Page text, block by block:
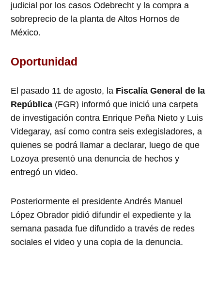
judicial por los casos Odebrecht y la compra a
sobreprecio de la planta de Altos Hornos de
México.
Oportunidad
El pasado 11 de agosto, la Fiscalía General de la
República (FGR) informó que inició una carpeta
de investigación contra Enrique Peña Nieto y Luis
Videgaray, así como contra seis exlegisladores, a
quienes se podrá llamar a declarar, luego de que
Lozoya presentó una denuncia de hechos y
entregó un video.
Posteriormente el presidente Andrés Manuel
López Obrador pidió difundir el expediente y la
semana pasada fue difundido a través de redes
sociales el video y una copia de la denuncia.